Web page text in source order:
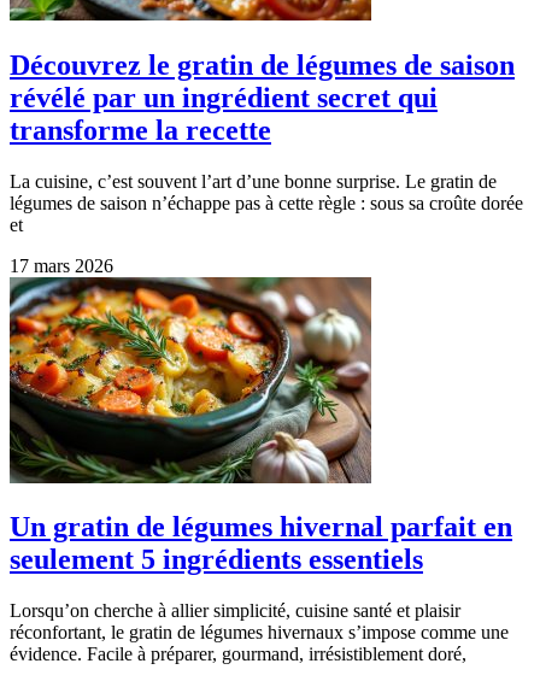
Découvrez le gratin de légumes de saison
révélé par un ingrédient secret qui
transforme la recette
La cuisine, c’est souvent l’art d’une bonne surprise. Le gratin de
légumes de saison n’échappe pas à cette règle : sous sa croûte dorée
et
17 mars 2026
Un gratin de légumes hivernal parfait en
seulement 5 ingrédients essentiels
Lorsqu’on cherche à allier simplicité, cuisine santé et plaisir
réconfortant, le gratin de légumes hivernaux s’impose comme une
évidence. Facile à préparer, gourmand, irrésistiblement doré,